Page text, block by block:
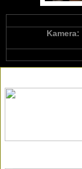
Kamera: